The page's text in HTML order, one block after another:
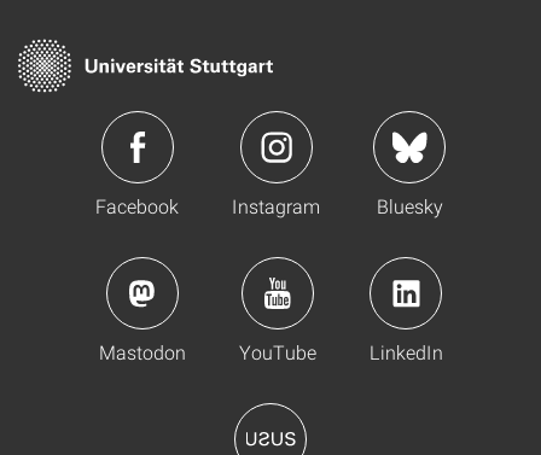
Facebook Instagram Bluesky
Mastodon YouTube LinkedIn